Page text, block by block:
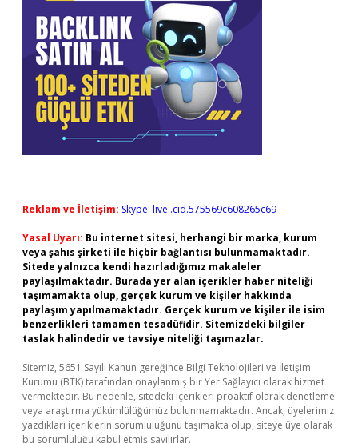
Reklam ve İletişim: Skype: live:.cid.575569c608265c69
Yasal Uyarı: Bu internet sitesi, herhangi bir marka, kurum
veya şahıs şirketi ile hiçbir bağlantısı bulunmamaktadır.
Sitede yalnızca kendi hazırladığımız makaleler
paylaşılmaktadır. Burada yer alan içerikler haber niteliği
taşımamakta olup, gerçek kurum ve kişiler hakkında
paylaşım yapılmamaktadır. Gerçek kurum ve kişiler ile isim
benzerlikleri tamamen tesadüfidir. Sitemizdeki bilgiler
taslak halindedir ve tavsiye niteliği taşımazlar.
Sitemiz, 5651 Sayılı Kanun gereğince Bilgi Teknolojileri ve İletişim
Kurumu (BTK) tarafından onaylanmış bir Yer Sağlayıcı olarak hizmet
vermektedir. Bu nedenle, sitedeki içerikleri proaktif olarak denetleme
veya araştırma yükümlülüğümüz bulunmamaktadır. Ancak, üyelerimiz
yazdıkları içeriklerin sorumluluğunu taşımakta olup, siteye üye olarak
bu sorumluluğu kabul etmiş sayılırlar.